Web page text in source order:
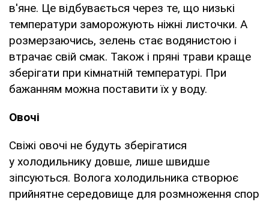
в'яне. Це відбувається через те, що низькі
температури заморожують ніжні листочки. А
розмерзаючись, зелень стає водянистою і
втрачає свій смак. Також і пряні трави краще
зберігати при кімнатній температурі. При
бажанням можна поставити їх у воду.
Овочі
Свіжі овочі не будуть зберігатися
у холодильнику довше, лише швидше
зіпсуються. Волога холодильника створює
прийнятне середовище для розмноження спор